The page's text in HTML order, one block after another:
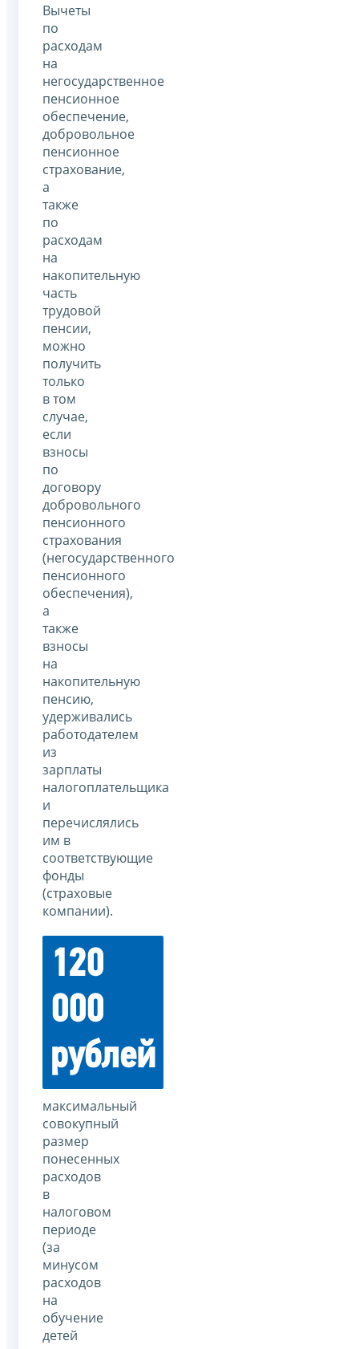
Вычеты
по
расходам
на
негосударственное
пенсионное
обеспечение,
добровольное
пенсионное
страхование,
а
также
по
расходам
на
накопительную
часть
трудовой
пенсии,
можно
получить
только
в том
случае,
если
взносы
по
договору
добровольного
пенсионного
страхования
(негосударственного
пенсионного
обеспечения),
а
также
взносы
на
накопительную
пенсию,
удерживались
работодателем
из
зарплаты
налогоплательщика
и
перечислялись
им в
соответствующие
фонды
(страховые
компании).
120
000
рублей
максимальный
совокупный
размер
понесенных
расходов
в
налоговом
периоде
(за
минусом
расходов
на
обучение
детей